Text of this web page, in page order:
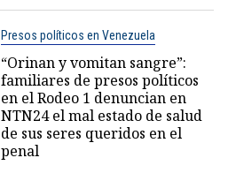
Presos políticos en Venezuela
“Orinan y vomitan sangre”:
familiares de presos políticos
en el Rodeo 1 denuncian en
NTN24 el mal estado de salud
de sus seres queridos en el
penal